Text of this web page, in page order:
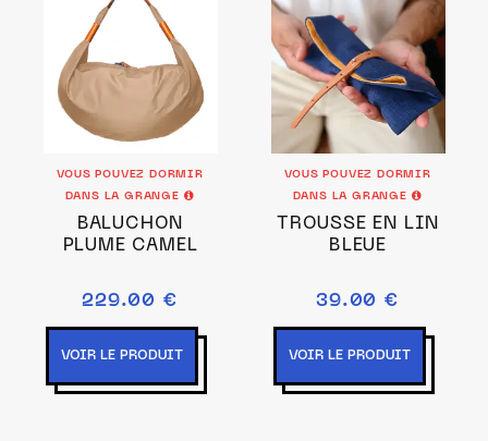
VOUS POUVEZ DORMIR
DANS LA GRANGE
BALUCHON
PLUME CAMEL
229.00 €
VOIR LE PRODUIT
VOUS POUVEZ DORMIR
DANS LA GRANGE
TROUSSE EN LIN
BLEUE
39.00 €
VOIR LE PRODUIT